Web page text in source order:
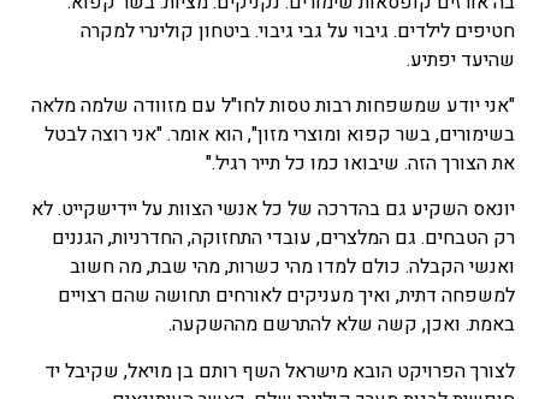
חטיפים לילדים. גיבוי על גבי גיבוי. ביטחון קולינרי למקרה
שהיעד יפתיע.
"אני יודע שמשפחות רבות טסות לחו"ל עם מזוודה שלמה מלאה
בשימורים, בשר קפוא ומוצרי מזון", הוא אומר. "אני רוצה לבטל
את הצורך הזה. שיבואו כמו כל תייר רגיל."
יונאס השקיע גם בהדרכה של כל אנשי הצוות על יידישקייט. לא
רק הטבחים. גם המלצרים, עובדי התחזוקה, החדרניות, הגננים
ואנשי הקבלה. כולם למדו מהי כשרות, מהי שבת, מה חשוב
למשפחה דתית, ואיך מעניקים לאורחים תחושה שהם רצויים
באמת. ואכן, קשה שלא להתרשם מההשקעה.
לצורך הפרויקט הובא מישראל השף רותם בן מויאל, שקיבל יד